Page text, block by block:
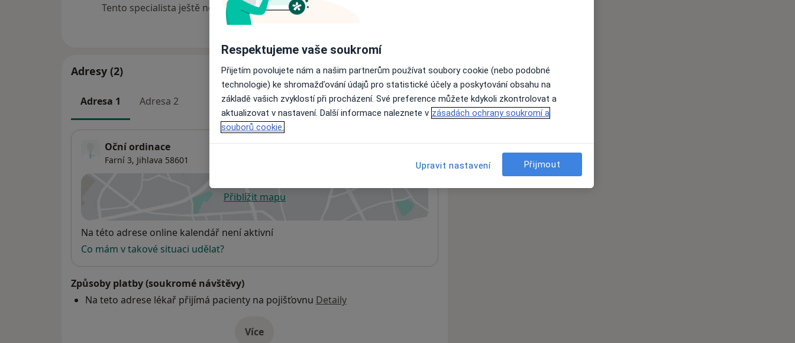
Tento specialista ještě nepřidával žádné informace o svých službách.
Adresy (2)
Adresa 1 Adresa 2
Oční ordinace
Farní 3, Jihlava 58601
Přiblížit mapuse otevře v nové záložce
Dostupnost
Na této adrese online kalendář není aktivní
Co mám v takové situaci udělat?
Způsoby platby (soukromé návštěvy)
Na teto adrese lékař přijímá pacienty na pojišťovnu Detaily
Víceo adrese
Respektujeme vaše soukromí
Přijetím povolujete nám a našim partnerům používat soubory cookie (nebo podobné
technologie) ke shromažďování údajů pro statistické účely a poskytování obsahu na
základě vašich zvyklostí při procházení. Své preference můžete kdykoli zkontrolovat a
aktualizovat v nastavení. Další informace naleznete v zásadách ochrany soukromí a
souborů cookie.
Upravit nastavení Přijmout